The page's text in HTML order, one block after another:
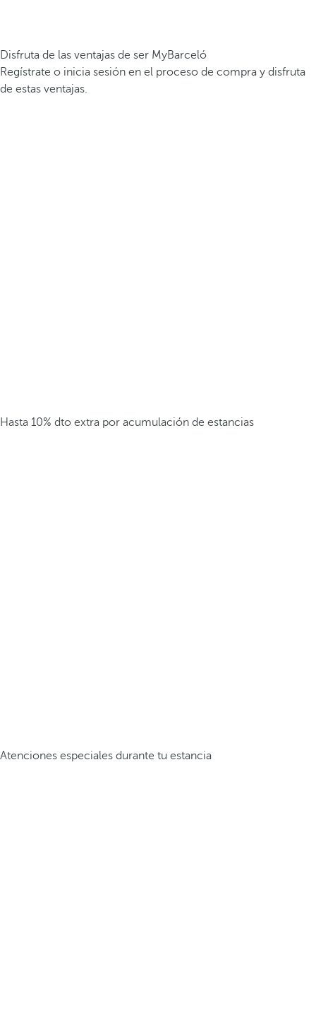
Disfruta de las ventajas de ser MyBarceló
Regístrate o inicia sesión en el proceso de compra y disfruta
de estas ventajas.
Hasta 10% dto extra por acumulación de estancias
Atenciones especiales durante tu estancia